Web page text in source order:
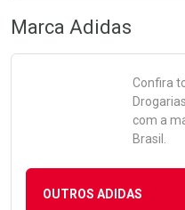
Marca Adidas
Confira
com a
Brasil.
OUTROS ADIDAS